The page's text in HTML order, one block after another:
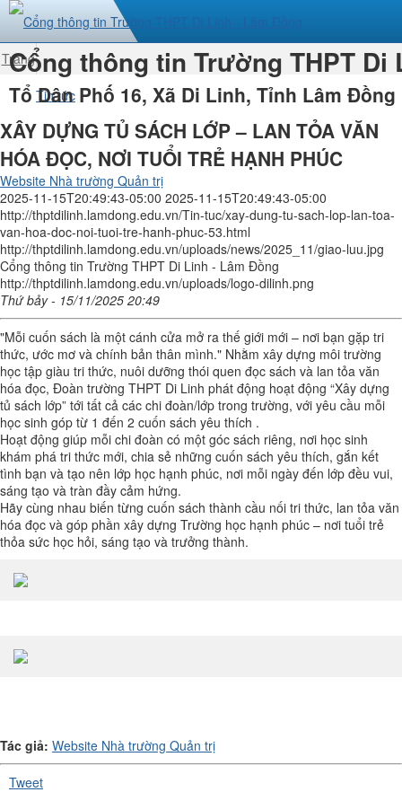
Cổng thông tin Trường THPT Di
Tổ Dân Phố 16, Xã Di Linh, Tỉnh Lâm Đồng
Trang
nhất Tin tức
XÂY DỰNG TỦ SÁCH LỚP – LAN TỎA VĂN
HÓA ĐỌC, NƠI TUỔI TRẺ HẠNH PHÚC
Website Nhà trường Quản trị
2025-11-15T20:49:43-05:00 2025-11-15T20:49:43-05:00
http://thptdilinh.lamdong.edu.vn/Tin-tuc/xay-dung-tu-sach-lop-lan-toa-
van-hoa-doc-noi-tuoi-tre-hanh-phuc-53.html
http://thptdilinh.lamdong.edu.vn/uploads/news/2025_11/giao-luu.jpg
Cổng thông tin Trường THPT Di Linh - Lâm Đồng
http://thptdilinh.lamdong.edu.vn/uploads/logo-dilinh.png
Thứ bảy - 15/11/2025 20:49
"Mỗi cuốn sách là một cánh cửa mở ra thế giới mới – nơi bạn gặp tri
thức, ước mơ và chính bản thân mình." Nhằm xây dựng môi trường
học tập giàu tri thức, nuôi dưỡng thói quen đọc sách và lan tỏa văn
hóa đọc, Đoàn trường THPT Di Linh phát động hoạt động “Xây dựng
tủ sách lớp” tới tất cả các chi đoàn/lớp trong trường, với yêu cầu mỗi
học sinh góp từ 1 đến 2 cuốn sách yêu thích .
Hoạt động giúp mỗi chi đoàn có một góc sách riêng, nơi học sinh
khám phá tri thức mới, chia sẻ những cuốn sách yêu thích, gắn kết
tình bạn và tạo nên lớp học hạnh phúc, nơi mỗi ngày đến lớp đều vui,
sáng tạo và tràn đầy cảm hứng.
Hãy cùng nhau biến từng cuốn sách thành cầu nối tri thức, lan tỏa văn
hóa đọc và góp phần xây dựng Trường học hạnh phúc – nơi tuổi trẻ
thỏa sức học hỏi, sáng tạo và trưởng thành.
Tác giả: Website Nhà trường Quản trị
Tweet